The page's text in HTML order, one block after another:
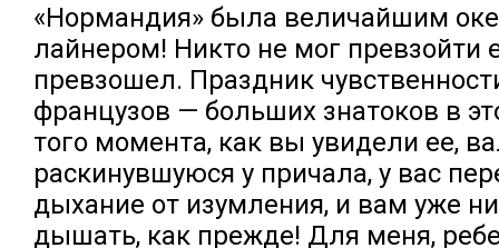
«Нормандия» была величайшим
лайнером! Никто не мог превзойти
превзошел. Праздник
французов — больших знатоков в
того момента, как вы увидели ее,
раскинувшуюся у причала, у вас
дыхание от изумления, и вам уже
дышать, как прежде! Для меня,